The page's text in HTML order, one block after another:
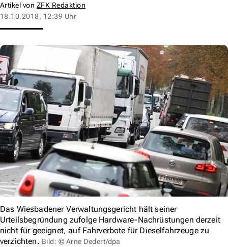
Artikel von ZFK Redaktion
18.10.2018, 12:39 Uhr
Das Wiesbadener Verwaltungsgericht hält seiner
Urteilsbegründung zufolge Hardware-Nachrüstungen derzeit
nicht für geeignet, auf Fahrverbote für Dieselfahrzeuge zu
verzichten. Bild: © Arne Dedert/dpa